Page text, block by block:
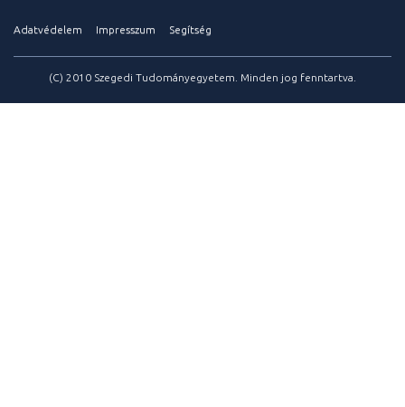
Adatvédelem Impresszum Segítség
(C) 2010 Szegedi Tudományegyetem. Minden jog fenntartva.